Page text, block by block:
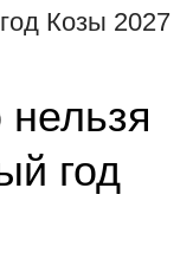
Козы 2027
год